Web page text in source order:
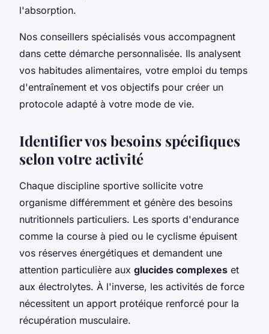
l'absorption.
Nos conseillers spécialisés vous accompagnent
dans cette démarche personnalisée. Ils analysent
vos habitudes alimentaires, votre emploi du temps
d'entraînement et vos objectifs pour créer un
protocole adapté à votre mode de vie.
Identifier vos besoins spécifiques
selon votre activité
Chaque discipline sportive sollicite votre
organisme différemment et génère des besoins
nutritionnels particuliers. Les sports d'endurance
comme la course à pied ou le cyclisme épuisent
vos réserves énergétiques et demandent une
attention particulière aux glucides complexes et
aux électrolytes. À l'inverse, les activités de force
nécessitent un apport protéique renforcé pour la
récupération musculaire.